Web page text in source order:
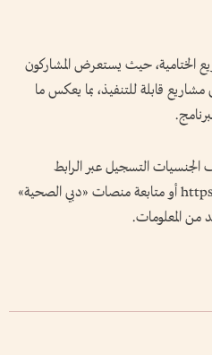
الختامية، حيث يستعرض المشاركون
قابلة للتنفيذ، بما يعكس ما
الجنسيات التسجيل عبر الرابط
الإلكتروني التالي: https://bit.ly/4vYIsr3 أو متابعة منصات «دبي الصحية»
من المعلومات.